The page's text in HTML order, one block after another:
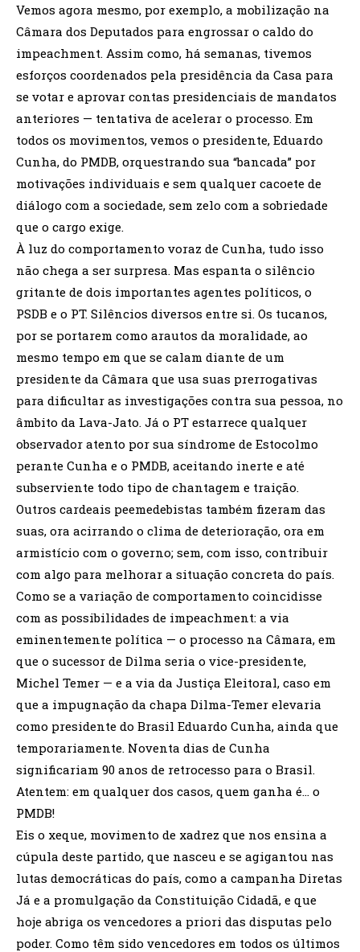
Vemos agora mesmo, por exemplo, a mobilização na
Câmara dos Deputados para engrossar o caldo do
impeachment. Assim como, há semanas, tivemos
esforços coordenados pela presidência da Casa para
se votar e aprovar contas presidenciais de mandatos
anteriores — tentativa de acelerar o processo. Em
todos os movimentos, vemos o presidente, Eduardo
Cunha, do PMDB, orquestrando sua “bancada” por
motivações individuais e sem qualquer cacoete de
diálogo com a sociedade, sem zelo com a sobriedade
que o cargo exige.
À luz do comportamento voraz de Cunha, tudo isso
não chega a ser surpresa. Mas espanta o silêncio
gritante de dois importantes agentes políticos, o
PSDB e o PT. Silêncios diversos entre si. Os tucanos,
por se portarem como arautos da moralidade, ao
mesmo tempo em que se calam diante de um
presidente da Câmara que usa suas prerrogativas
para dificultar as investigações contra sua pessoa, no
âmbito da Lava-Jato. Já o PT estarrece qualquer
observador atento por sua síndrome de Estocolmo
perante Cunha e o PMDB, aceitando inerte e até
subserviente todo tipo de chantagem e traição.
Outros cardeais peemedebistas também fizeram das
suas, ora acirrando o clima de deterioração, ora em
armistício com o governo; sem, com isso, contribuir
com algo para melhorar a situação concreta do país.
Como se a variação de comportamento coincidisse
com as possibilidades de impeachment: a via
eminentemente política — o processo na Câmara, em
que o sucessor de Dilma seria o vice-presidente,
Michel Temer — e a via da Justiça Eleitoral, caso em
que a impugnação da chapa Dilma-Temer elevaria
como presidente do Brasil Eduardo Cunha, ainda que
temporariamente. Noventa dias de Cunha
significariam 90 anos de retrocesso para o Brasil.
Atentem: em qualquer dos casos, quem ganha é… o
PMDB!
Eis o xeque, movimento de xadrez que nos ensina a
cúpula deste partido, que nasceu e se agigantou nas
lutas democráticas do país, como a campanha Diretas
Já e a promulgação da Constituição Cidadã, e que
hoje abriga os vencedores a priori das disputas pelo
poder. Como têm sido vencedores em todos os últimos